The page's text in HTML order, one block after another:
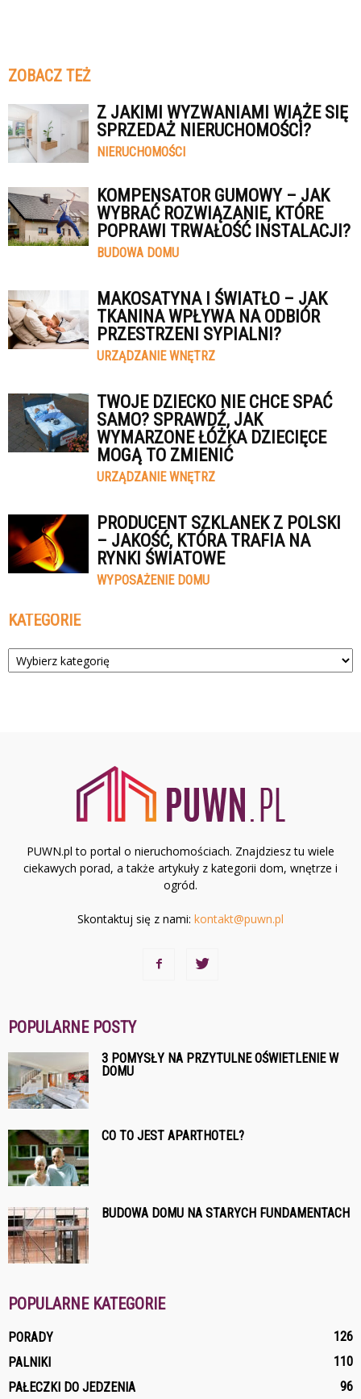
ZOBACZ TEŻ
Z JAKIMI WYZWANIAMI WIĄŻE SIĘ
SPRZEDAŻ NIERUCHOMOŚCI?
NIERUCHOMOŚCI
KOMPENSATOR GUMOWY – JAK
WYBRAĆ ROZWIĄZANIE, KTÓRE
POPRAWI TRWAŁOŚĆ INSTALACJI?
BUDOWA DOMU
MAKOSATYNA I ŚWIATŁO – JAK
TKANINA WPŁYWA NA ODBIÓR
PRZESTRZENI SYPIALNI?
URZĄDZANIE WNĘTRZ
TWOJE DZIECKO NIE CHCE SPAĆ
SAMO? SPRAWDŹ, JAK
WYMARZONE ŁÓŻKA DZIECIĘCE
MOGĄ TO ZMIENIĆ
URZĄDZANIE WNĘTRZ
PRODUCENT SZKLANEK Z POLSKI
– JAKOŚĆ, KTÓRA TRAFIA NA
RYNKI ŚWIATOWE
WYPOSAŻENIE DOMU
KATEGORIE
Kategorie
PUWN.pl to portal o nieruchomościach. Znajdziesz tu wiele
ciekawych porad, a także artykuły z kategorii dom, wnętrze i
ogród.
Skontaktuj się z nami: kontakt@puwn.pl
POPULARNE POSTY
3 POMYSŁY NA PRZYTULNE OŚWIETLENIE W
DOMU
CO TO JEST APARTHOTEL?
BUDOWA DOMU NA STARYCH FUNDAMENTACH
POPULARNE KATEGORIE
PORADY
126
PALNIKI
110
PAŁECZKI DO JEDZENIA
96